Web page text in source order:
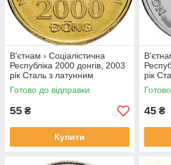
В'єтнам › Соціалістична
Республіка 2000 донгів, 2003
рік Сталь з латунним
покриттям, 5g, ø 23.92mm
№1902
Готово до відправки
55 ₴
Купити
рік
№1907
45 ₴